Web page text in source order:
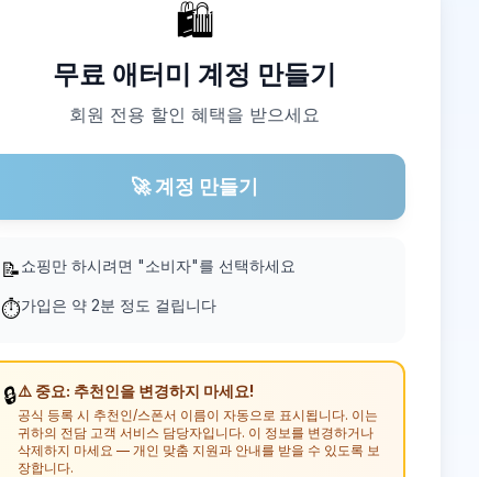
🛍️
무료 애터미 계정 만들기
회원 전용 할인 혜택을 받으세요
🚀 계정 만들기
📝쇼핑만 하시려면 "소비자"를 선택하세요
⏱️가입은 약 2분 정도 걸립니다
🔒⚠️ 중요: 추천인을 변경하지 마세요!
공식 등록 시 추천인/스폰서 이름이 자동으로 표시됩니다. 이는
귀하의 전담 고객 서비스 담당자입니다. 이 정보를 변경하거나
삭제하지 마세요 — 개인 맞춤 지원과 안내를 받을 수 있도록 보
장합니다.